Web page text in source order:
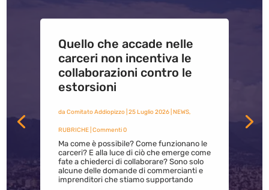
Quello che accade nelle
carceri non incentiva le
collaborazioni contro le
estorsioni
da Comitato Addiopizzo| 25 Luglio 2026| NEWS,
RUBRICHE| Commenti 0
Ma come è possibile? Come funzionano le
carceri? E alla luce di ciò che emerge come
fate a chiederci di collaborare? Sono solo
alcune delle domande di commercianti e
imprenditori che stiamo supportando